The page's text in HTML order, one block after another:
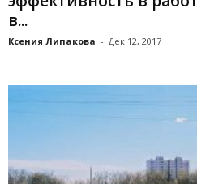
в...
Ксения Липакова - Дек 12, 2017